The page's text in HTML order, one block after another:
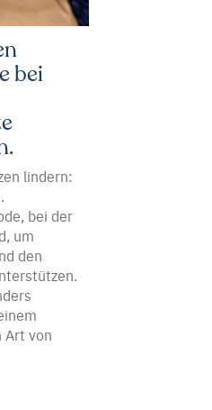
bei
lindern:
bei der
um
den
Art von